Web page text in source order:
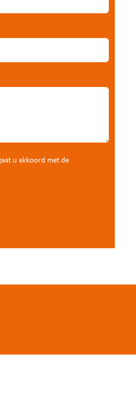
u akkoord met de